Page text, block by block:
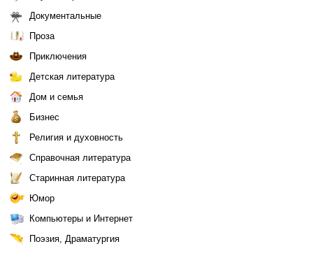
Документальные
Проза
Приключения
Детская литература
Дом и семья
Бизнес
Религия и духовность
Справочная литература
Старинная литература
Юмор
Компьютеры и Интернет
Поэзия, Драматургия